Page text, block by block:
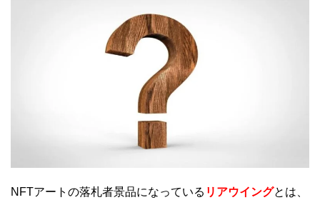
NFTアートの落札者景品になっている リアウイングとは、